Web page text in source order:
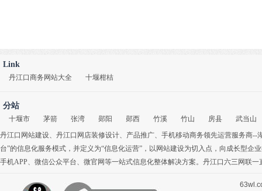
Link
丹江口商务网站大全 十堰柑桔
分站
十堰市 茅箭 张湾 郧阳 郧西 竹溪 竹山 房县
武当山
丹江口网站建设、 丹江口网店装修设计、 产品推广、 手机移动商务领先运营服务商--
台”的信息化服务模式，并定义为“信息化运营”，以网站建设为切入点，向成长型企
手机APP、 微信公众平台、 微官网等一站式信息化整体解决方案。丹江口六三网联